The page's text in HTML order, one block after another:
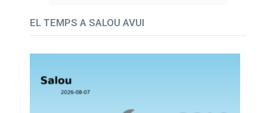
EL TEMPS A SALOU AVUI